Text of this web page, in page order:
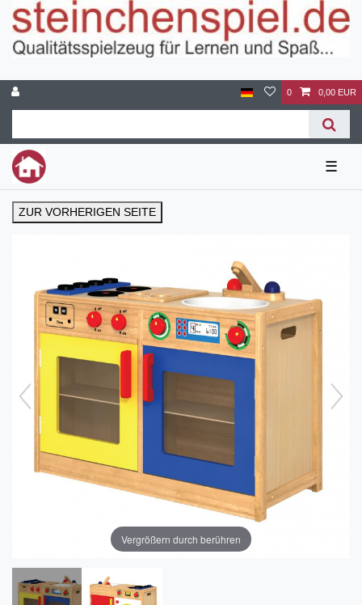
0 0,00 EUR
☰
ZUR VORHERIGEN SEITE
Vergrößern durch berühren